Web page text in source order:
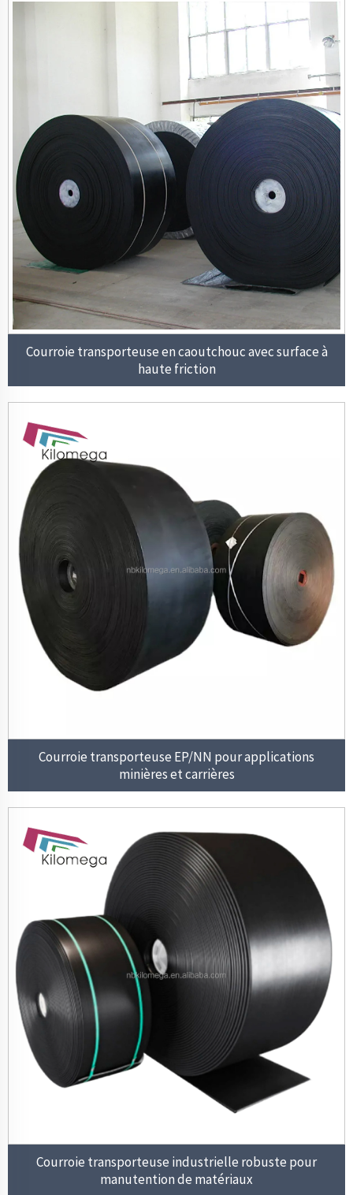
Courroie transporteuse en caoutchouc avec surface à
haute friction
Courroie transporteuse EP/NN pour applications
minières et carrières
Courroie transporteuse industrielle robuste pour
manutention de matériaux